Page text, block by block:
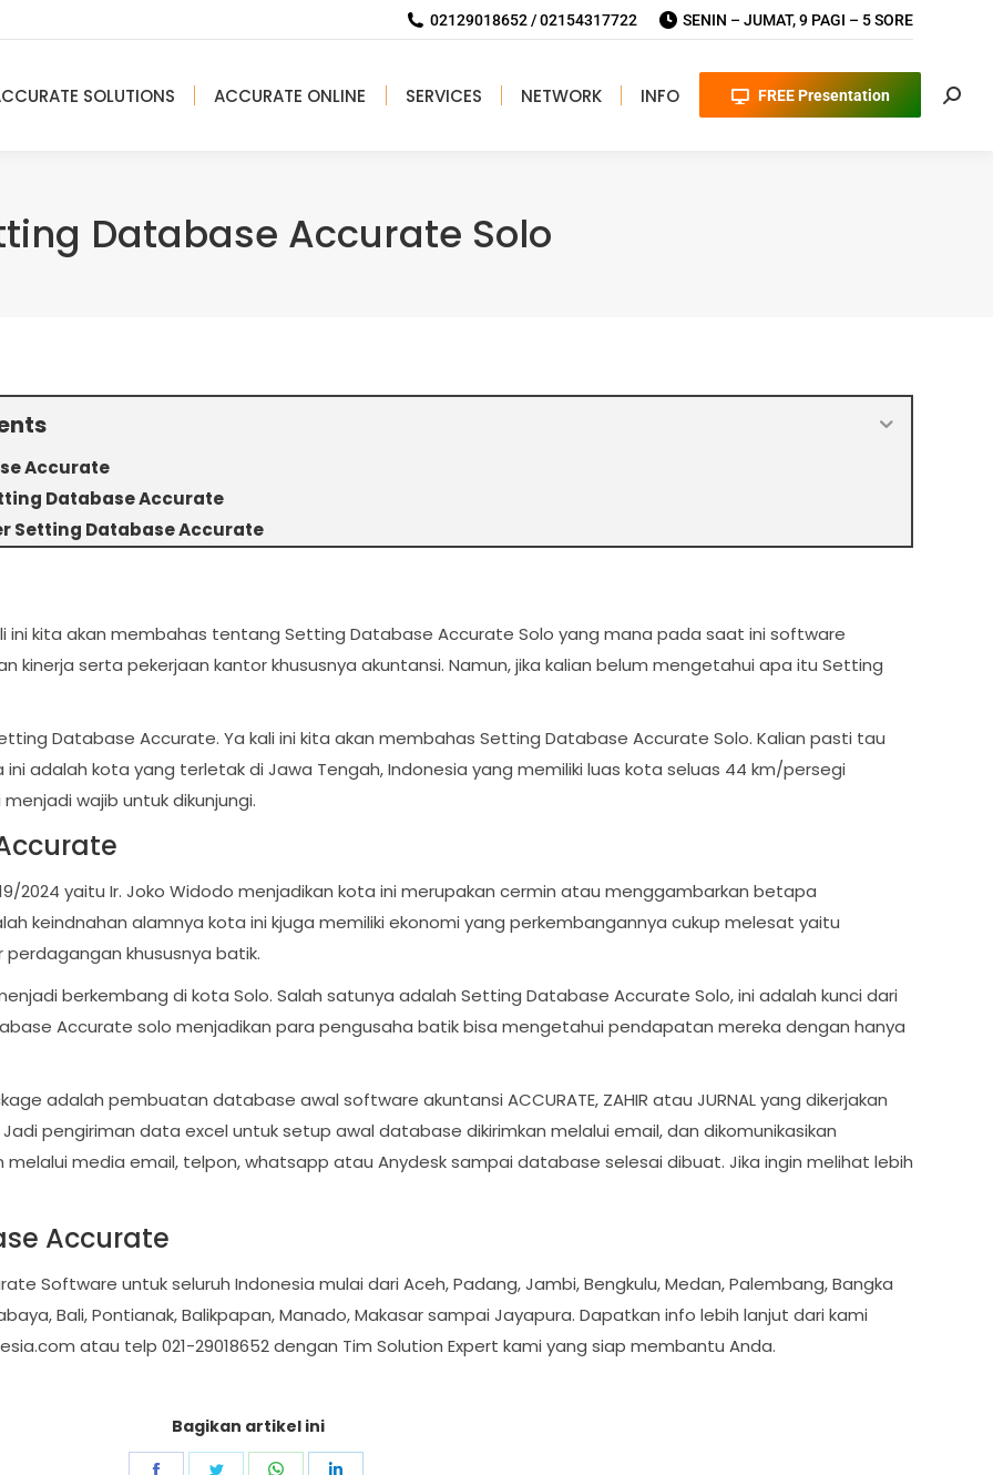
02129018652 / 02154317722 SENIN – JUMAT, 9 PAGI – 5 SORE
SOLUTIONS ACCURATE ONLINE SERVICES NETWORK INFO FREE Presentation
Database Accurate Solo
Accurate
Database Accurate
Setting Database Accurate
ini kita akan membahas tentang Setting Database Accurate Solo yang mana pada saat ini software
kinerja serta pekerjaan kantor khususnya akuntansi. Namun, jika kalian belum mengetahui apa itu Setting
Database Accurate. Ya kali ini kita akan membahas Setting Database Accurate Solo. Kalian pasti tau
adalah kota yang terletak di Jawa Tengah, Indonesia yang memiliki luas kota seluas 44 km/persegi
wajib untuk dikunjungi.
2024 yaitu Ir. Joko Widodo menjadikan kota ini merupakan cermin atau menggambarkan betapa
keindnahan alamnya kota ini kjuga memiliki ekonomi yang perkembangannya cukup melesat yaitu
khususnya batik.
berkembang di kota Solo. Salah satunya adalah Setting Database Accurate Solo, ini adalah kunci dari
Accurate solo menjadikan para pengusaha batik bisa mengetahui pendapatan mereka dengan hanya
adalah pembuatan database awal software akuntansi ACCURATE, ZAHIR atau JURNAL yang dikerjakan
pengiriman data excel untuk setup awal database dikirimkan melalui email, dan dikomunikasikan
media email, telpon, whatsapp atau Anydesk sampai database selesai dibuat. Jika ingin melihat lebih
Accurate
Software untuk seluruh Indonesia mulai dari Aceh, Padang, Jambi, Bengkulu, Medan, Palembang, Bangka
Bali, Pontianak, Balikpapan, Manado, Makasar sampai Jayapura. Dapatkan info lebih lanjut dari kami
atau telp 021-29018652 dengan Tim Solution Expert kami yang siap membantu Anda.
Bagikan artikel ini
Share
Share
Share